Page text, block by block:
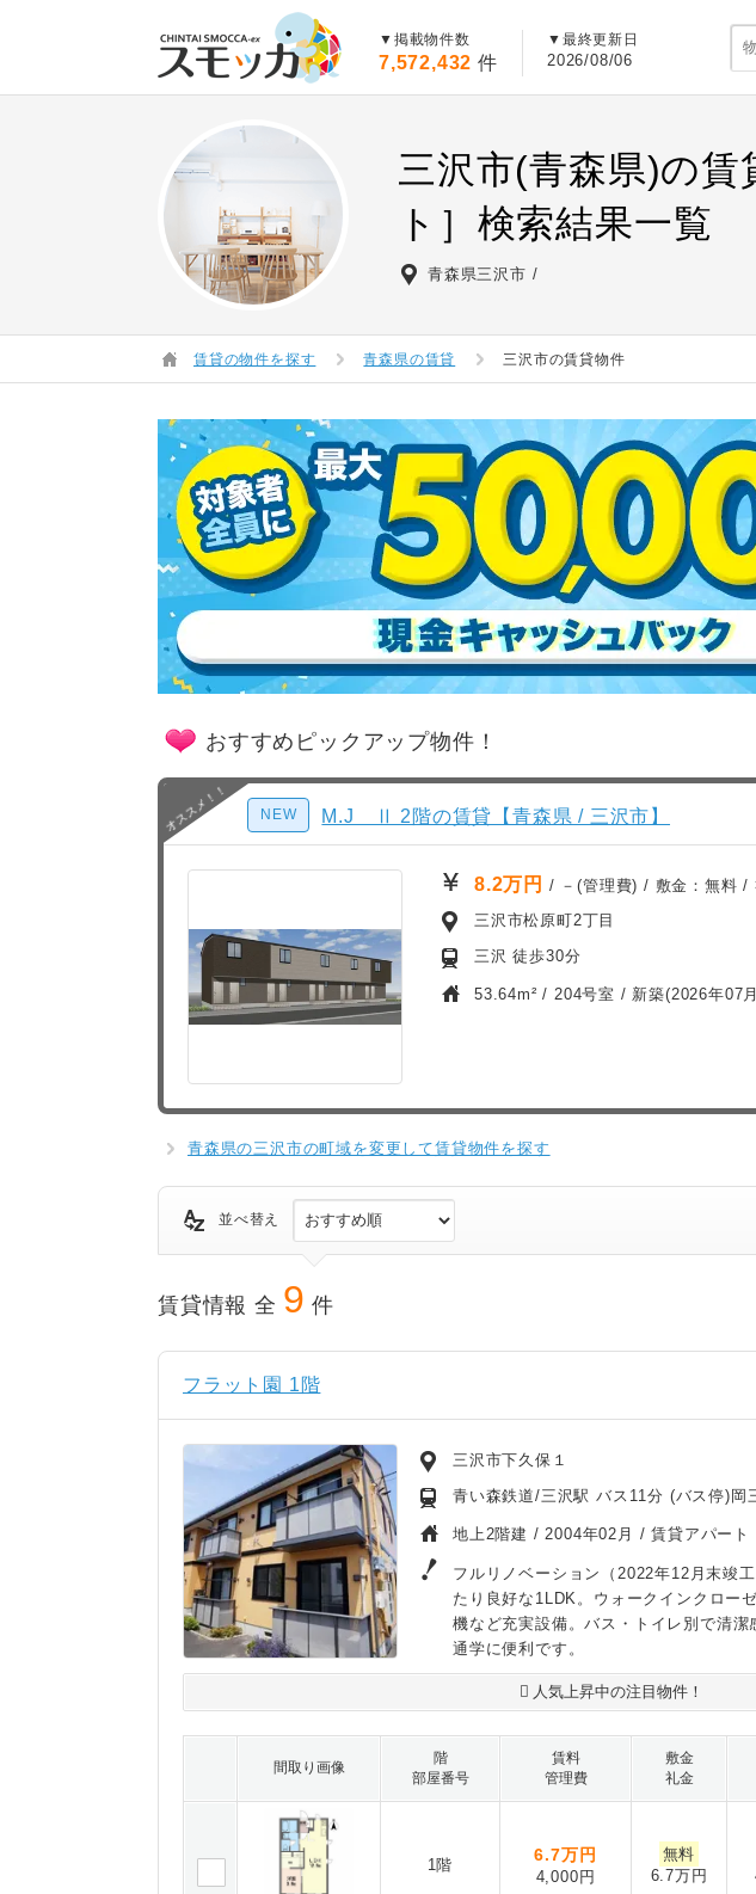
▼掲載物件数
7,572,432 件
▼最終更新日
2026/08/06
三沢市(青森県)の
ト］検索結果一覧
青森県三沢市
賃貸の物件を探す 青森県の賃貸 三沢市の賃貸物件
おすすめピックアップ物件！
NEW M.J Ⅱ 2階の賃貸【青森県 / 三沢市】
8.2万円 / －(管理費) / 敷金： 無料 /
三沢市松原町2丁目
三沢 徒歩30分
53.64m² / 204号室 / 新築(2026年07
青森県の三沢市の町域を変更して賃貸物件を探す
並べ替え
賃貸情報 全 9 件
フラット園 1階
三沢市下久保１
青い森鉄道/三沢駅 バス11分 (バス停)岡
地上2階建 /2004年02月 / 賃貸アパート
フルリノベーション（2022年12月末竣
たり良好な1LDK。ウォークインクロー
機など充実設備。バス・トイレ別で清
通学に便利です。
人気上昇中の注目物件！
間取り画像
階
部屋番号
賃料
管理費
敷金
礼金
1階
6.7万円
4,000円
無料
6.7万円